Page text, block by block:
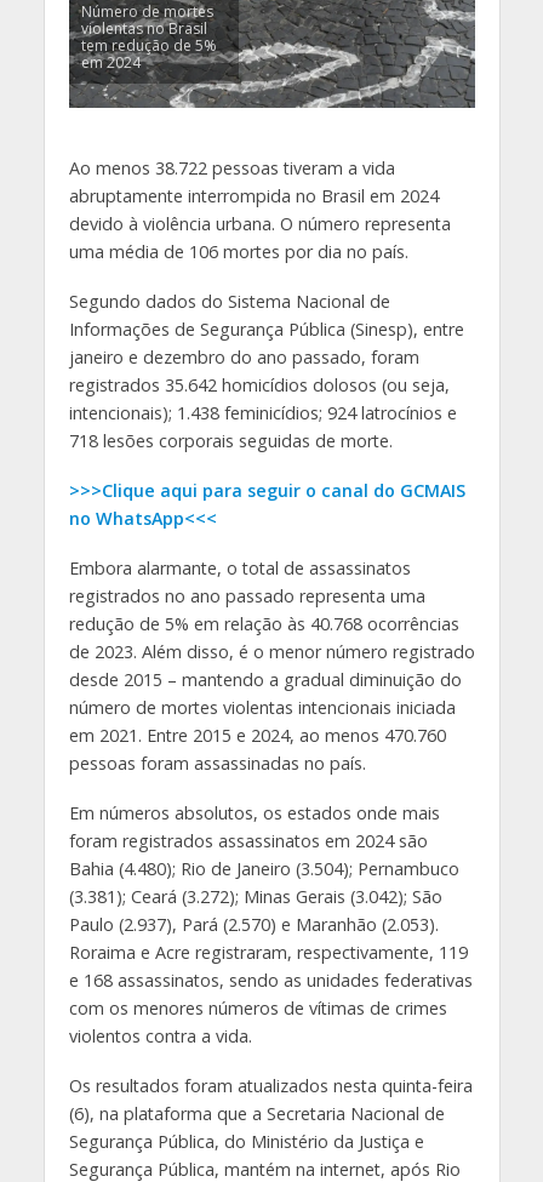
Número de mortes
violentas no Brasil
tem redução de 5%
em 2024
Ao menos 38.722 pessoas tiveram a vida
abruptamente interrompida no Brasil em 2024
devido à violência urbana. O número representa
uma média de 106 mortes por dia no país.
Segundo dados do Sistema Nacional de
Informações de Segurança Pública (Sinesp), entre
janeiro e dezembro do ano passado, foram
registrados 35.642 homicídios dolosos (ou seja,
intencionais); 1.438 feminicídios; 924 latrocínios e
718 lesões corporais seguidas de morte.
>>>Clique aqui para seguir o canal do GCMAIS
no WhatsApp<<<
Embora alarmante, o total de assassinatos
registrados no ano passado representa uma
redução de 5% em relação às 40.768 ocorrências
de 2023. Além disso, é o menor número registrado
desde 2015 – mantendo a gradual diminuição do
número de mortes violentas intencionais iniciada
em 2021. Entre 2015 e 2024, ao menos 470.760
pessoas foram assassinadas no país.
Em números absolutos, os estados onde mais
foram registrados assassinatos em 2024 são
Bahia (4.480); Rio de Janeiro (3.504); Pernambuco
(3.381); Ceará (3.272); Minas Gerais (3.042); São
Paulo (2.937), Pará (2.570) e Maranhão (2.053).
Roraima e Acre registraram, respectivamente, 119
e 168 assassinatos, sendo as unidades federativas
com os menores números de vítimas de crimes
violentos contra a vida.
Os resultados foram atualizados nesta quinta-feira
(6), na plataforma que a Secretaria Nacional de
Segurança Pública, do Ministério da Justiça e
Segurança Pública, mantém na internet, após Rio